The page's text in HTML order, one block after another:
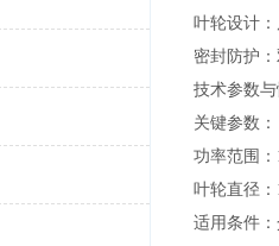
叶轮设计
密封防护
技术参数
关键参数 ‌：
功率范围：
叶轮直径：
适用条件